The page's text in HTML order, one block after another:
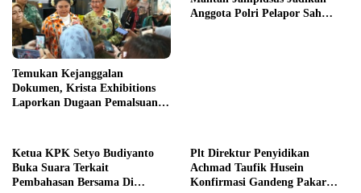
Temukan Kejanggalan
Dokumen, Krista Exhibitions
Laporkan Dugaan Pemalsuan
Anggota Polri Pelapor Sah
Ketua KPK Setyo Budiyanto
Buka Suara Terkait
Pembahasan Bersama Di
Plt Direktur Penyidikan
Achmad Taufik Husein
Konfirmasi Gandeng Pakar